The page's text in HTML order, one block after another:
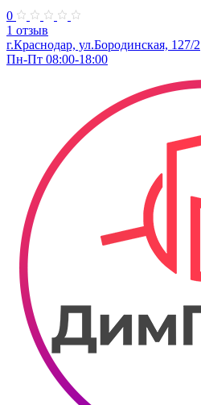
0
1 отзыв
г.Краснодар, ул.Бородинская, 127/2
Пн-Пт 08:00-18:00